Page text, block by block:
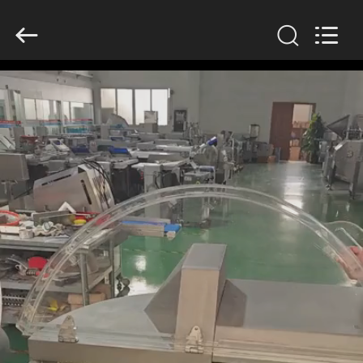
DO
DOMU
PRODUKTY
POKAZ
VR
O
NAS
Machinery
Co.,Ltd.
Reserved.